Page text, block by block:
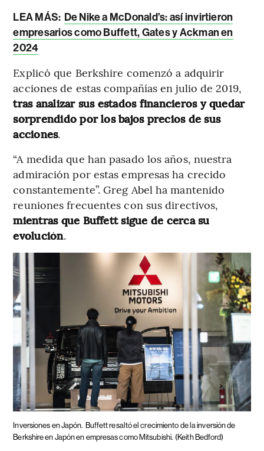
LEA MÁS: De Nike a McDonald’s: así invirtieron
empresarios como Buffett, Gates y Ackman en
2024
Explicó que Berkshire comenzó a adquirir
acciones de estas compañías en julio de 2019,
tras analizar sus estados financieros y quedar
sorprendido por los bajos precios de sus
acciones.
“A medida que han pasado los años, nuestra
admiración por estas empresas ha crecido
constantemente”​. Greg Abel ha mantenido
reuniones frecuentes con sus directivos,
mientras que Buffett sigue de cerca su
evolución.
Inversiones en Japón. Buffett resaltó el crecimiento de la inversión de
Berkshire en Japón en empresas como Mitsubishi. (Keith Bedford)